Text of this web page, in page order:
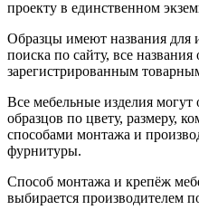
проекту в единственном
Образцы имеют названия для
поиска по сайту, все
зарегистрированным
Все мебельные изделия могут
образцов по цвету, размеру,
способами монтажа и
фурнитуры.
Способ монтажа и крепёж
выбирается производителем